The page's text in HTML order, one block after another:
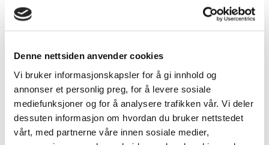
Denne nettsiden anvender cookies
Vi bruker informasjonskapsler for å gi innhold og
annonser et personlig preg, for å levere sosiale
mediefunksjoner og for å analysere trafikken vår. Vi deler
dessuten informasjon om hvordan du bruker nettstedet
vårt, med partnerne våre innen sosiale medier,
CE-merking med laser .